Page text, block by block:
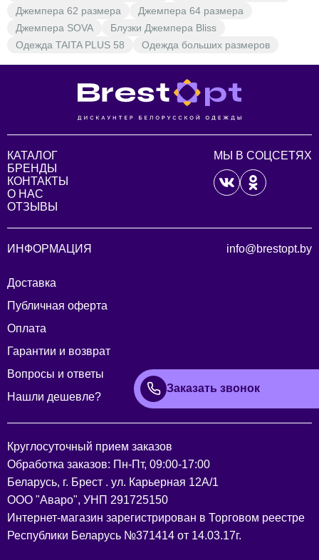
Джемпера 62 размера
Джемпера 64 размера
Джемпера SOVA
Блузки Джемпера Bliss
Одежда TAITA PLUS 58
Одежда больших размеров
КАТАЛОГ
БРЕНДЫ
КОНТАКТЫ
О НАС
ОТЗЫВЫ
МЫ В СОЦСЕТЯХ
ИНФОРМАЦИЯ
Доставка
Публичная оферта
Оплата
Гарантии и возврат
Вопросы и ответы
Нашли дешевле?
info@brestopt.by
Заказать звонок
Круглосуточный прием заказов
Обработка заказов: Пн-Пт, 09:00-17:00
Беларусь, г. Брест . ул. Карьерная 12А/1
ООО "Аваро", УНП 291725150
Интернет-магазин зарегистрирован в Торговом реестре
Республики Беларусь №371414 от 14.03.17г.